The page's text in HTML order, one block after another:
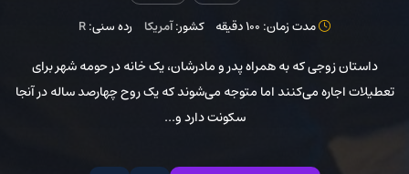
مدت زمان: 100 دقیقه کشور:آمریکا رده سنی:R
داستان زوجی که به همراه پدر و مادرشان، یک خانه در حومه شهر برای
تعطیلات اجاره می‌کنند اما متوجه می‌شوند که یک روح چهارصد ساله در آنجا
سکونت دارد و...